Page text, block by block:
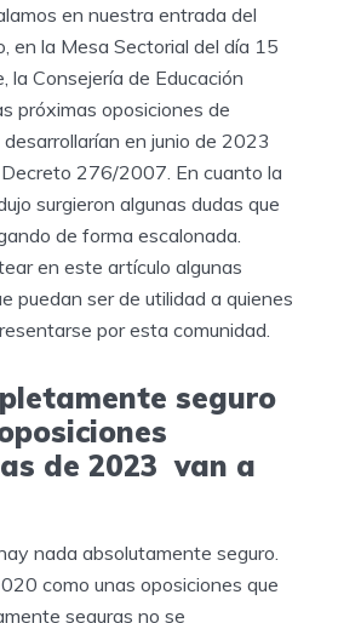
en nuestra entrada del
en la Mesa Sectorial del día 15
la Consejería de Educación
próximas oposiciones de
en junio de 2023
276/2007. En cuanto la
surgieron algunas dudas que
de forma escalonada.
en este artículo algunas
puedan ser de utilidad a quienes
por esta comunidad.
seguro
de 2023 van a
nada absolutamente seguro.
como unas oposiciones que
seguras no se